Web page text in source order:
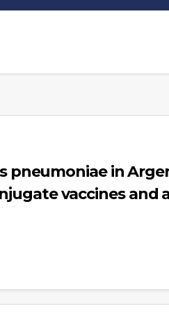
pneumoniae in
vaccines and